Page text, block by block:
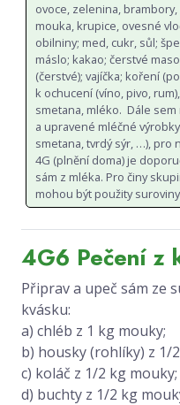
ovoce, zelenina,
mouka, krupice, ovesné
obilniny; med, cukr, sůl;
máslo; kakao; čerstvé
(čerstvé); vajíčka; koření
k ochucení (víno, pivo,
smetana, mléko. Dále
a upravené mléčné
smetana, tvrdý sýr, …), pro
4G (plnění doma) je
sám z mléka. Pro činy
mohou být použity
4G6 Pečení z
Připrav a upeč sám ze
kvásku:
a) chléb z 1 kg mouky;
b) housky (rohlíky) z 1/
c) koláč z 1/2 kg mouky;
d) buchty z 1/2 kg